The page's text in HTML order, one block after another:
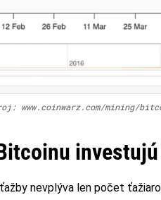
www.coinwarz.com/mining/
nevplýva len počet